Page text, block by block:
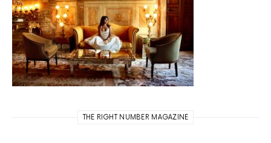
THE RIGHT NUMBER MAGAZINE